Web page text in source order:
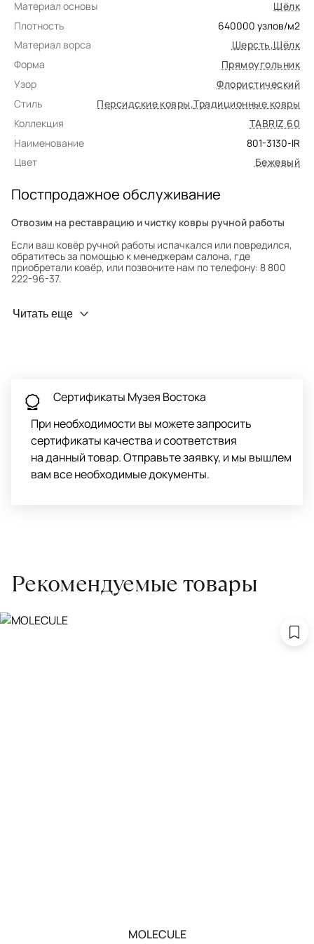
Материал основы
Шёлк
Плотность
640000 узлов/м2
Материал ворса
Шерсть,Шёлк
Форма
Прямоугольник
Узор
Флористический
Стиль
Персидские ковры,Традиционные ковры
Коллекция
TABRIZ 60
Наименование
801-3130-IR
Цвет
Бежевый
Постпродажное обслуживание
Отвозим на реставрацию и чистку ковры ручной работы
Если ваш ковёр ручной работы испачкался или повредился,
обратитесь за помощью к менеджерам салона, где
приобретали ковёр, или позвоните нам по телефону: 8 800
222-96-37.
Профилактика износа
Обратитесь в салон, где приобретали ковёр, договоритесь о
заборе ковра экспертом либо привозите его в салон.
Читать еще
Сертификаты Музея Востока
При необходимости вы можете запросить
сертификаты качества и соответствия
на данный товар. Отправьте заявку, и мы вышлем
вам все необходимые документы.
Рекомендуемые товары
MOLECULE